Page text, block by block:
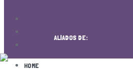
HOME
ALIADOS DE: